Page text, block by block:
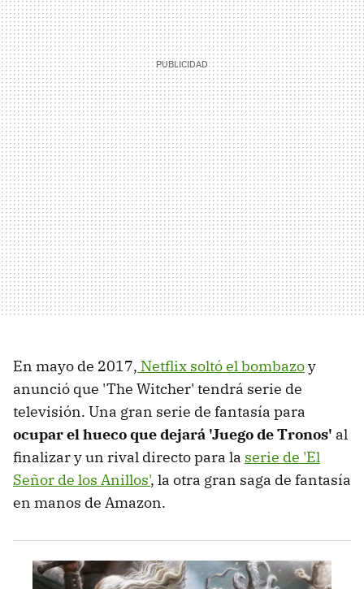
En mayo de 2017, Netflix soltó el bombazoy
anunció que 'The Witcher' tendrá serie de
televisión. Una gran serie de fantasía para
ocupar el hueco que dejará 'Juego de Tronos' al
finalizar y un rival directo para la serie de 'El
Señor de los Anillos', la otra gran saga de fantasía
en manos de Amazon.